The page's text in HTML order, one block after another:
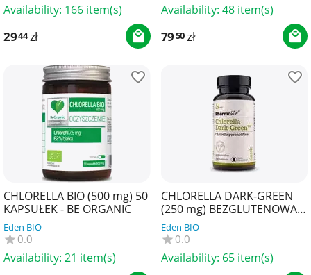
Availability: 166 item(s)
2944zł
Availability: 48 item(s)
7950zł
CHLORELLA BIO (500 mg) 50
KAPSUŁEK - BE ORGANIC
Eden BIO
0.0
Availability: 21 item(s)
CHLORELLA DARK-GREEN
(250 mg) BEZGLUTENOWA
360 TABLETEK - PHARMOVIT
(CLASSIC)
Eden BIO
0.0
Availability: 65 item(s)